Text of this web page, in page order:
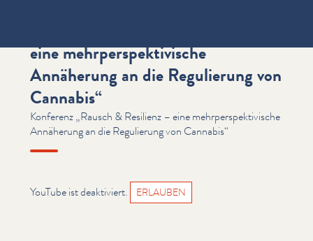
eine mehrperspektivische
Annäherung an die Regulierung von
Cannabis“
Konferenz „Rausch & Resilienz – eine mehrperspektivische
Annäherung an die Regulierung von Cannabis“
YouTube ist deaktiviert. ERLAUBEN